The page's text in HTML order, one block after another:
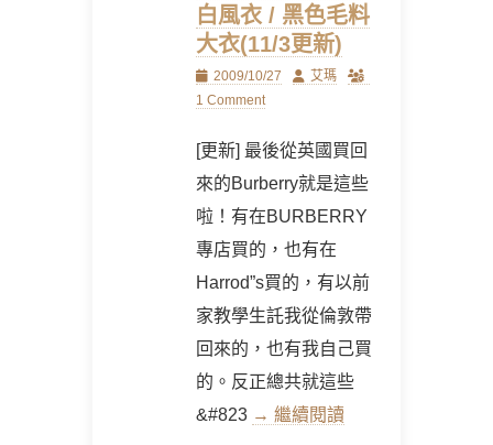
白風衣 / 黑色毛料
大衣(11/3更新)
Posted
on
2009/10/27 Author
艾瑪
1 Comment
[更新] 最後從英國買回
來的Burberry就是這些
啦！有在BURBERRY
專店買的，也有在
Harrod”s買的，有以前
家教學生託我從倫敦帶
回來的，也有我自己買
的。反正總共就這些
&#823 → 繼續閱讀